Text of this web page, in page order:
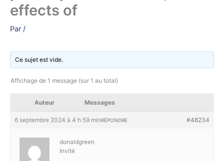
effects of
Par /
Ce sujet est vide.
Affichage de 1 message (sur 1 au total)
Auteur Messages
6 septembre 2024 à 4 h 59 min #48234
RÉPONDRE
donaldgreen
Invité